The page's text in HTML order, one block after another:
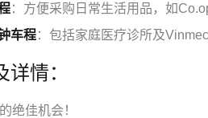
：方便采购日常生活用品，如
车程：包括家庭医疗诊所及
情：
绝佳机会！